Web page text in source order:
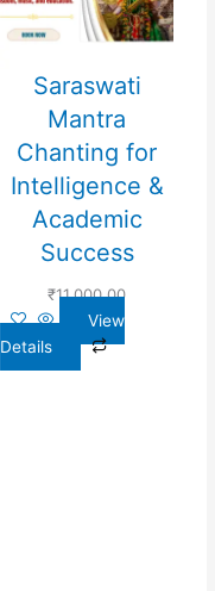
Saraswati
Mantra
Chanting for
Intelligence &
Academic
Success
₹11,000.00
View
Details